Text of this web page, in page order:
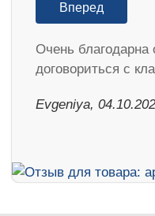
Вперед
Очень благодарна
договориться с
Evgeniya,